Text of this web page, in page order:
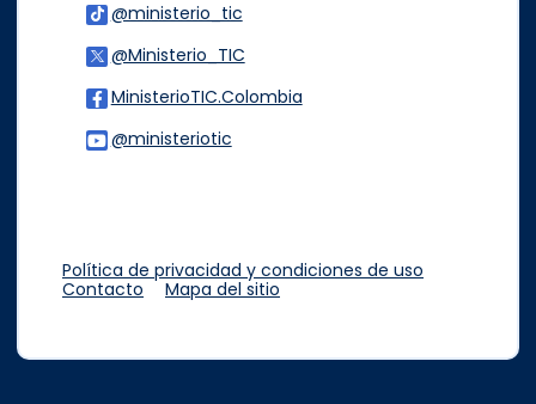
@ministerio_tic
@Ministerio_TIC
MinisterioTIC.Colombia
@ministeriotic
Política de privacidad y condiciones de uso
Contacto
Mapa del sitio